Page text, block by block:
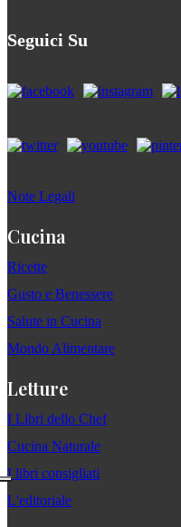
Seguici Su
Note Legali
Cucina
Ricette
Gusto e Benessere
Salute in Cucina
Mondo Alimentare
Letture
I Libri dello Chef
Cucina Naturale
I libri consigliati
L'editoriale